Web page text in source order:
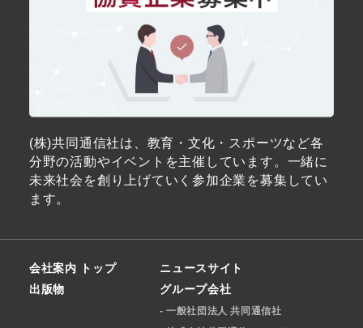
(株)共同通信社は、教育・文化・スポーツなど各
分野の活動やイベントを主催しています。一緒に
未来社会を創り上げていく参加企業を募集してい
ます。
会社案内 トップ
ニュースサイト
出版物
グループ会社
- ⼀般社団法⼈ 共同通信社